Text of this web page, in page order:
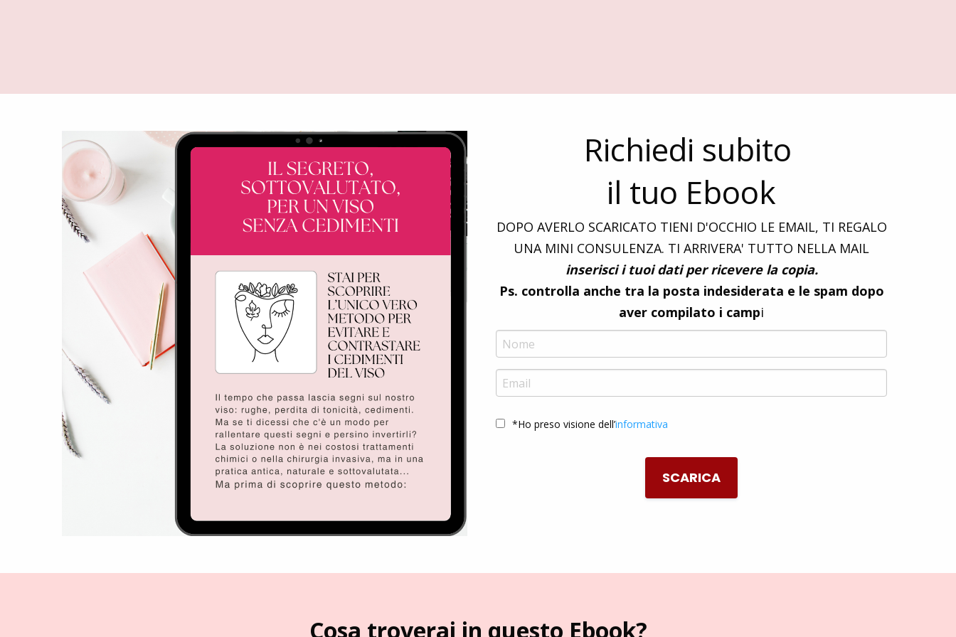
Richiedi subito
il tuo Ebook
DOPO AVERLO SCARICATO TIENI D'OCCHIO LE EMAIL, TI REGALO
UNA MINI CONSULENZA. TI ARRIVERA' TUTTO NELLA MAIL
inserisci i tuoi dati per ricevere la copia.
Ps. controlla anche tra la posta indesiderata e le spam dopo
aver compilato i campi
*Ho preso visione dell’informativa
SCARICA
Cosa troverai in questo Ebook?